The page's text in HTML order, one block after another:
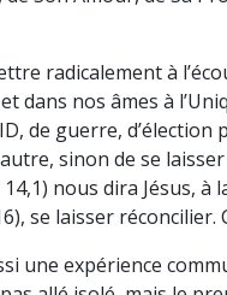
radicalement à
nos âmes à
de guerre,
sinon de se
nous dira Jésus,
se laisser réconcilier.
expérience